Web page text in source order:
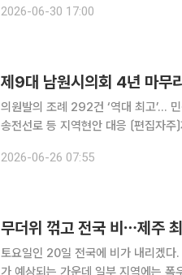
선임 안건을 최종 확정했다. 이번 각
2026-06-30 17:00
제9대 남원시의회 4년 마
의원발의 조례 292건 ‘역대 최고’…
송전선로 등 지역현안 대응 〔편집자주〕제9대 남원시의회가 오는 30일 4년간의 의정활동을 마친다.
부를 견제해왔다. 의원 발의 조례
2026-06-26 07:55
무더위 꺾고 전국 비⋯제
토요일인 20일 전국에 비가 내리겠다
가 예상되는 가운데 일부 지역에는 폭우 수준의